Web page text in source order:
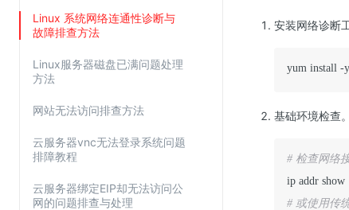
Linux 系统网络连通性诊断与
故障排查方法
Linux服务器磁盘已满问题处理
方法
网站无法访问排查方法
云服务器vnc无法登录系统问题
排障教程
云服务器绑定EIP却无法访问公
网的问题排查与处理
云安全中心
欧盟数据保护条例（GDPR）
安装网络诊断
yum install -
基础环境检查。
# 检查网络
# 或使用传